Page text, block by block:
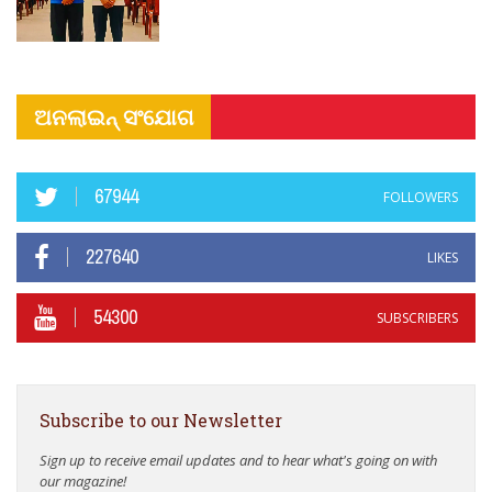
ଅନଲାଇନ୍ ସଂଯୋଗ
67944 FOLLOWERS
227640 LIKES
54300 SUBSCRIBERS
Subscribe to our Newsletter
Sign up to receive email updates and to hear what's going on with
our magazine!